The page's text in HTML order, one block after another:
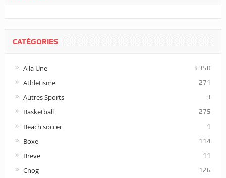
CATÉGORIES
A la Une 3 350
Athletisme 271
Autres Sports 3
Basketball 275
Beach soccer 1
Boxe 114
Breve 11
Cnog 126